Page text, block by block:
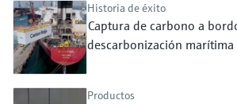
Historia de éxito
Captura de carbono a
descarbonización marítima
Productos